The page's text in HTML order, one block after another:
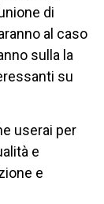
di
al caso
sulla la
su
userai per
e
e